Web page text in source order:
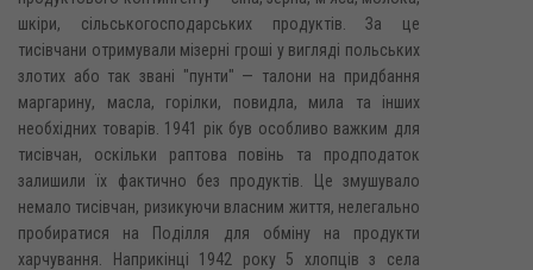
шкіри, сільськогосподарських продуктів. За це
тисівчани отримували мізерні гроші у вигляді польських
злотих або так звані "пунти" — талони на придбання
маргарину, масла, горілки, повидла, мила та інших
необхідних товарів. 1941 рік був особливо важким для
тисівчан, оскільки раптова повінь та продподаток
залишили їх фактично без продуктів. Це змушувало
немало тисівчан, ризикуючи власним життя, нелегально
пробиратися на Поділля для обміну на продукти
харчування. Наприкінці 1942 року 5 хлопців з села